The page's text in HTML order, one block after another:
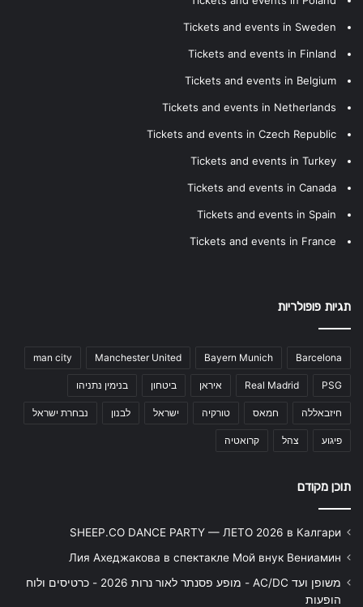
Tickets and events in Sweden
Tickets and events in Finland
Tickets and events in Belgium
Tickets and events in Netherlands
Tickets and events in Czech Republic
Tickets and events in Turkey
Tickets and events in Canada
Tickets and events in Spain
Tickets and events in France
תגיות פופולריות
Barcelona
Bayern Munich
Manchester United
man city
PSG
Real Madrid איראן ביטחון בנימין נתניהו
חיזבאללה חמאס טורקיה ישראל לבנון נבחרת ישראל
פיגוע צהל קרואטיה
תוכן מקודם
SHEEP.CO DANCE PARTY — ЛЕТО 2026 в Калгари
Лия Ахеджакова в спектакле Мой внук Вениамин
משופן ועד AC/DC - מופע פסנתר לאור נרות 2026 - כרטיסים ולוח
הופעות